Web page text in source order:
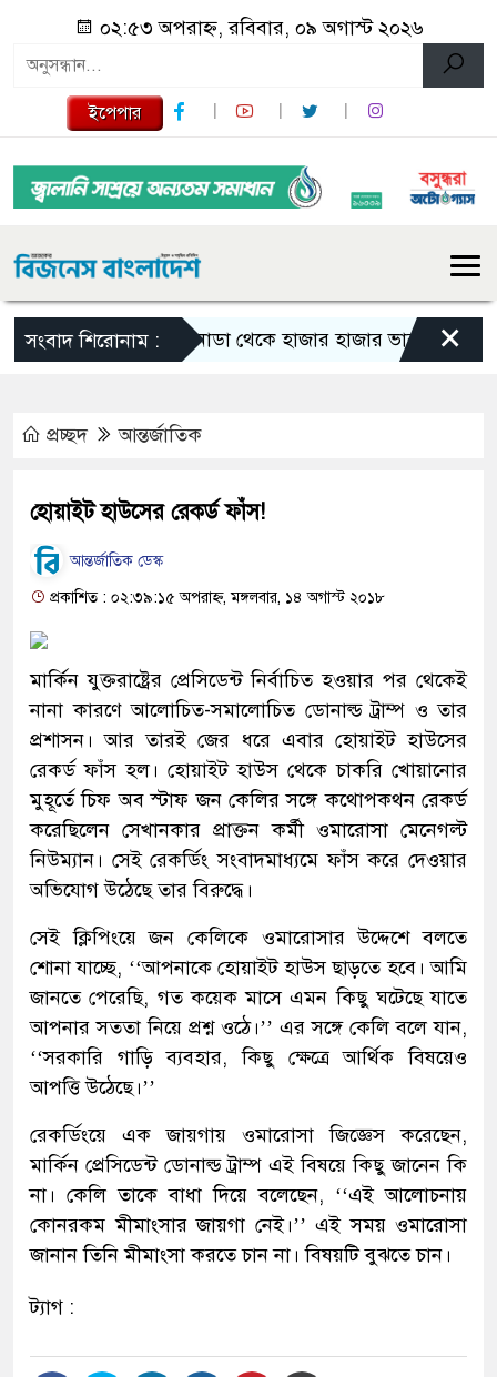
০২:৫৩ অপরাহ্ন, রবিবার, ০৯ অগাস্ট ২০২৬
ইপেপার
সংবাদ শিরোনাম :কানাডা থেকে হাজার হাজার ভারতীয় নাগরিক
×
প্রচ্ছদ আন্তর্জাতিক
হোয়াইট হাউসের রেকর্ড ফাঁস!
আন্তর্জাতিক ডেস্ক
প্রকাশিত : ০২:৩৯:১৫ অপরাহ্ন, মঙ্গলবার, ১৪ অগাস্ট ২০১৮
মার্কিন যুক্তরাষ্ট্রের প্রেসিডেন্ট নির্বাচিত হওয়ার পর থেকেই
নানা কারণে আলোচিত-সমালোচিত ডোনাল্ড ট্রাম্প ও তার
প্রশাসন। আর তারই জের ধরে এবার হোয়াইট হাউসের
রেকর্ড ফাঁস হল। হোয়াইট হাউস থেকে চাকরি খোয়ানোর
মুহূর্তে চিফ অব স্টাফ জন কেলির সঙ্গে কথোপকথন রেকর্ড
করেছিলেন সেখানকার প্রাক্তন কর্মী ওমারোসা মেনেগল্ট
নিউম্যান। সেই রেকর্ডিং সংবাদমাধ্যমে ফাঁস করে দেওয়ার
অভিযোগ উঠেছে তার বিরুদ্ধে।
সেই ক্লিপিংয়ে জন কেলিকে ওমারোসার উদ্দেশে বলতে
শোনা যাচ্ছে, ‘‘আপনাকে হোয়াইট হাউস ছাড়তে হবে। আমি
জানতে পেরেছি, গত কয়েক মাসে এমন কিছু ঘটেছে যাতে
আপনার সততা নিয়ে প্রশ্ন ওঠে।’’ এর সঙ্গে কেলি বলে যান,
‘‘সরকারি গাড়ি ব্যবহার, কিছু ক্ষেত্রে আর্থিক বিষয়েও
আপত্তি উঠেছে।’’
রেকর্ডিংয়ে এক জায়গায় ওমারোসা জিজ্ঞেস করেছেন,
মার্কিন প্রেসিডেন্ট ডোনাল্ড ট্রাম্প এই বিষয়ে কিছু জানেন কি
না। কেলি তাকে বাধা দিয়ে বলেছেন, ‘‘এই আলোচনায়
কোনরকম মীমাংসার জায়গা নেই।’’ এই সময় ওমারোসা
জানান তিনি মীমাংসা করতে চান না। বিষয়টি বুঝতে চান।
ট্যাগ :